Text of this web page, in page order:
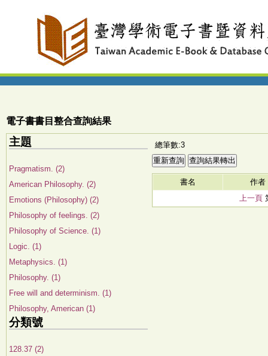
電子書書目整合查詢結果
主題
Pragmatism. (2)
American Philosophy. (2)
Emotions (Philosophy) (2)
Philosophy of feelings. (2)
Philosophy of Science. (1)
Logic. (1)
Metaphysics. (1)
Philosophy. (1)
Free will and determinism. (1)
Philosophy, American (1)
分類號
128.37 (2)
總筆數:3
書名
作者
上一頁